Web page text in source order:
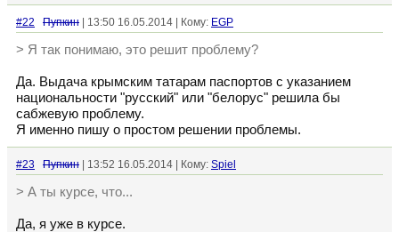
#22 Пупкин | 13:50 16.05.2014 | Кому: EGP
> Я так понимаю, это решит проблему?
Да. Выдача крымским татарам паспортов с указанием
национальности "русский" или "белорус" решила бы
сабжевую проблему.
Я именно пишу о простом решении проблемы.
#23 Пупкин | 13:52 16.05.2014 | Кому: Spiel
> А ты курсе, что...
Да, я уже в курсе.